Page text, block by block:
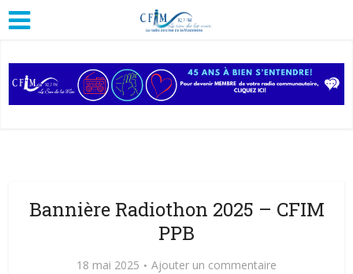
Bannière Radiothon 2025 – CFIM
PPB
18 mai 2025 Ajouter un commentaire